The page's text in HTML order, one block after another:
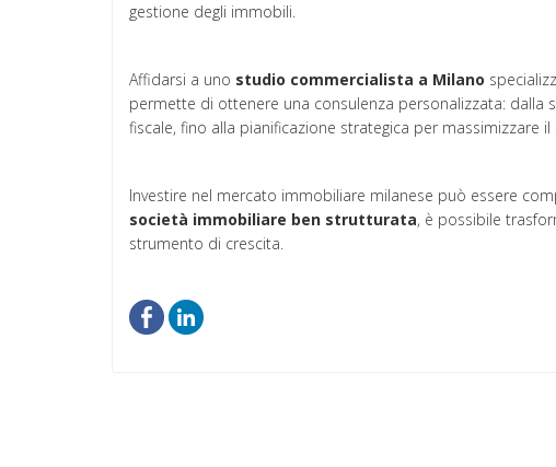
gestione degli immobili.
Affidarsi a uno studio commercialista a Milano
permette di ottenere una consulenza personalizzata: dalla
fiscale, fino alla pianificazione strategica per massimizzare
Investire nel mercato immobiliare milanese può essere
società immobiliare ben strutturata, è possibile
strumento di crescita.